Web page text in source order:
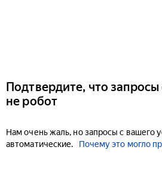
Подтвердите, что
не робот
Нам очень жаль, но запросы с вашего
автоматические.
Почему это могло